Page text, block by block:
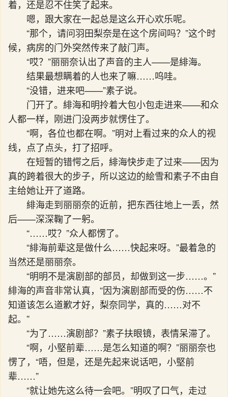
着，还是忍不住笑了起来。
嗯，跟大家在一起总是这么开心欢乐呢。
“那个，请问羽田梨奈是在这个房间吗？”这个时
候，病房的门外突然传来了敲门声。
“哎？”丽丽奈认出了声音的主人——是緋海。
结果最想瞒着的人也来了嘛……呜哇。
“没错，进来吧——”素子说。
门开了。緋海和明拎着大包小包走进来——和众
人都一样，刚进门没两步就愣住了。
“啊，各位也都在啊。”明对上看过来的众人的视
线，点了点头，打了招呼。
在短暂的错愕之后，緋海快步走了过来——因为
真的跨着很大的步子，所以这边的絵雪和素子不由自
主给她让开了道路。
緋海走到丽丽奈的近前，把东西往地上一丢，然
后——深深鞠了一躬。
“……哎？”众人都愣了。
“緋海前辈这是做什么……快起来呀。”最着急的
当然还是丽丽奈。
“明明不是演剧部的部员，却做到这一步……。”
緋海的声音非常认真，“因为演剧部而受的伤……不
知道该怎么道歉才好，梨奈同学，真的……对不
起。”
“为了……演剧部？”素子扶眼镜，表情呆滞了。
“啊，小堅前辈……是怎么知道的啊？”丽丽奈也
愣了，“唔，但是，还是先起来说话吧，小堅前
辈……”
“就让她先这么待一会吧。”明叹了口气，走过